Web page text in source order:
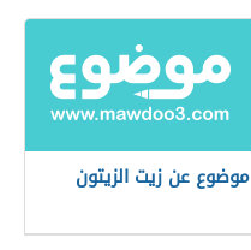
موضوع عن زيت الزيتون